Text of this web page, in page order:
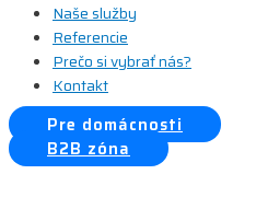
Naše služby
Referencie
Prečo si vybrať nás?
Kontakt
Pre domácnosti
B2B zóna